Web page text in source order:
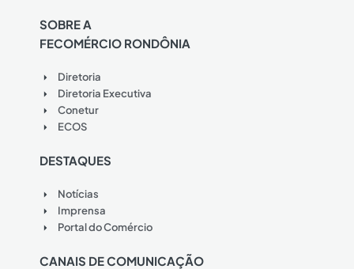
SOBRE A
FECOMÉRCIO RONDÔNIA
Diretoria
Diretoria Executiva
Conetur
ECOS
DESTAQUES
Notícias
Imprensa
Portal do Comércio
CANAIS DE COMUNICAÇÃO